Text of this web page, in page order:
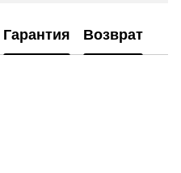
Гарантия Возврат